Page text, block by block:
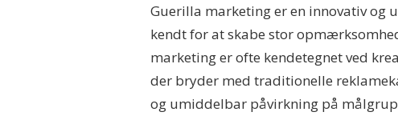
Guerilla marketing er en innovativ
kendt for at skabe stor
marketing er ofte kendetegnet ved
der bryder med traditionelle
og umiddelbar påvirkning på